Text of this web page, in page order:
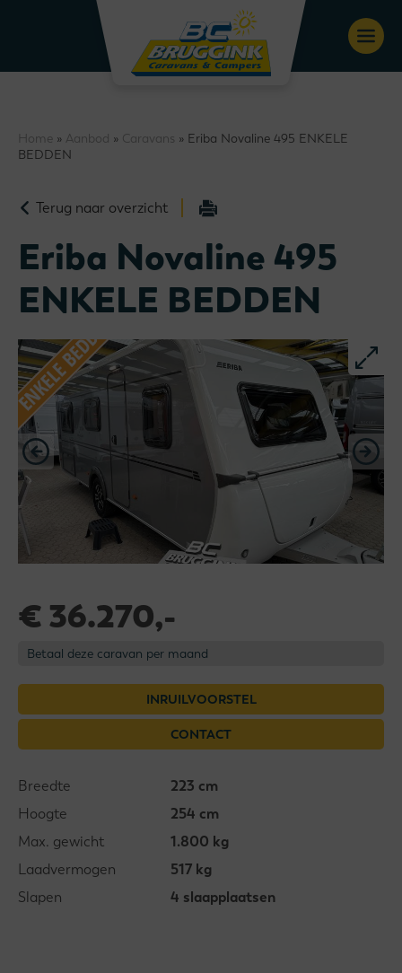
Home » Aanbod » Caravans » Eriba Novaline 495 ENKELE
BEDDEN
Terug naar overzicht
Eriba Novaline 495
ENKELE BEDDEN
€ 36.270,-
Betaal deze caravan per maand
INRUILVOORSTEL
CONTACT
Breedte
223 cm
Hoogte
254 cm
Max. gewicht
1.800 kg
Laadvermogen
517 kg
Slapen
4 slaapplaatsen